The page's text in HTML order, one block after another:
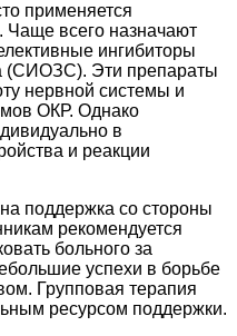
применяется
Чаще всего назначают
ингибиторы
(СИОЗС). Эти препараты
нервной системы и
ОКР. Однако
в
и реакции
поддержка со стороны
рекомендуется
больного за
успехи в борьбе
Групповая терапия
ресурсом поддержки.